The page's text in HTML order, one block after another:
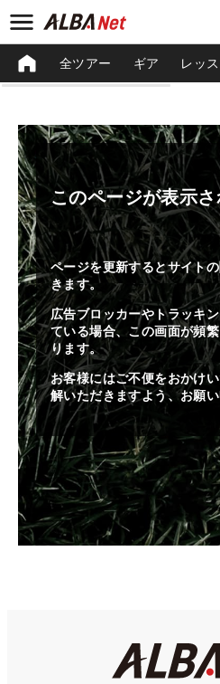
全ツアー ギア レッ
このページが表示
ページを更新するとサイト
きます。
広告ブロッカーやトラッキ
ている場合、この画面が頻
ります。
お客様にはご不便をおかけ
解いただきますよう、お願